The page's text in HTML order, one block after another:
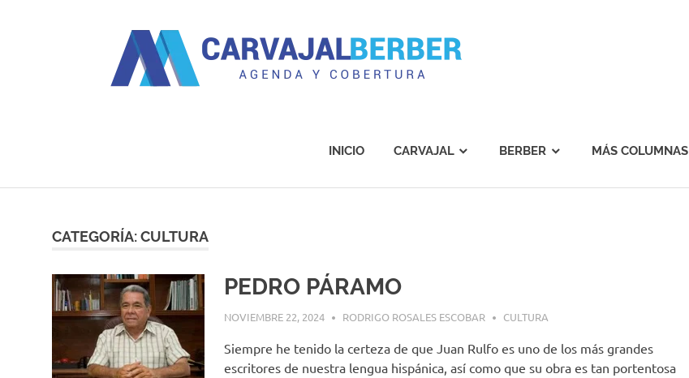
contenido
INICIO CARVAJAL BERBER MÁS COLUMNAS
CATEGORÍA:CULTURA
PEDRO PÁRAMO
NOVIEMBRE 22, 2024 RODRIGO ROSALES ESCOBAR CULTURA
Siempre he tenido la certeza de que Juan Rulfo es uno de los más grandes
escritores de nuestra lengua hispánica, así como que su obra es tan portentosa